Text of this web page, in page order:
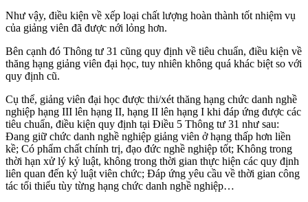
Như vậy, điều kiện về xếp loại chất lượng hoàn thành tốt nhiệm vụ
của giảng viên đã được nới lỏng hơn.
Bên cạnh đó Thông tư 31 cũng quy định về tiêu chuẩn, điều kiện về
thăng hạng giảng viên đại học, tuy nhiên không quá khác biệt so với
quy định cũ.
Cụ thể, giảng viên đại học được thi/xét thăng hạng chức danh nghề
nghiệp hạng III lên hạng II, hạng II lên hạng I khi đáp ứng được các
tiêu chuẩn, điều kiện quy định tại Điều 5 Thông tư 31 như sau:
Đang giữ chức danh nghề nghiệp giảng viên ở hạng thấp hơn liền
kề; Có phẩm chất chính trị, đạo đức nghề nghiệp tốt; Không trong
thời hạn xử lý kỷ luật, không trong thời gian thực hiện các quy định
liên quan đến kỷ luật viên chức; Đáp ứng yêu cầu về thời gian công
tác tối thiểu tùy từng hạng chức danh nghề nghiệp…